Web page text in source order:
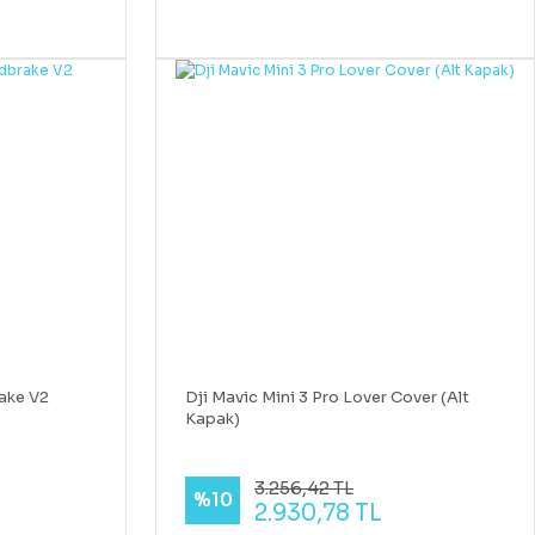
V2
Dji Mavic Mini 3 Pro Lover Cover (Alt
Kapak)
%10
3.256,42 TL
2.930,78 TL